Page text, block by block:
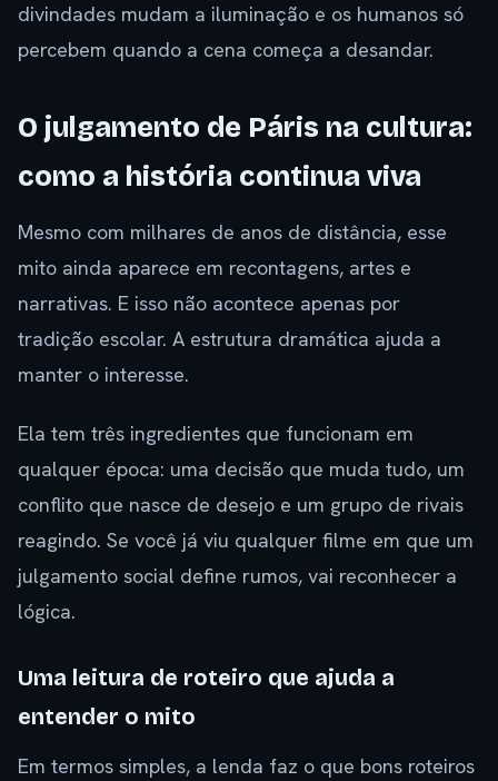
divindades mudam a iluminação e os humanos só
percebem quando a cena começa a desandar.
O julgamento de Páris na cultura:
como a história continua viva
Mesmo com milhares de anos de distância, esse
mito ainda aparece em recontagens, artes e
narrativas. E isso não acontece apenas por
tradição escolar. A estrutura dramática ajuda a
manter o interesse.
Ela tem três ingredientes que funcionam em
qualquer época: uma decisão que muda tudo, um
conflito que nasce de desejo e um grupo de rivais
reagindo. Se você já viu qualquer filme em que um
julgamento social define rumos, vai reconhecer a
lógica.
Uma leitura de roteiro que ajuda a
entender o mito
Em termos simples, a lenda faz o que bons roteiros